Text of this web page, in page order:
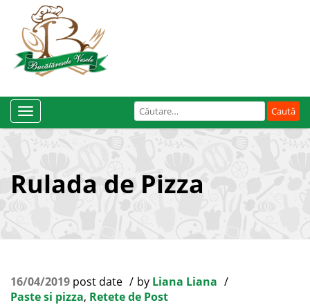
Caută
după:
Toggle
Navigation
Rulada de Pizza
16/04/2019 post date by Liana Liana
Paste si pizza, Retete de Post